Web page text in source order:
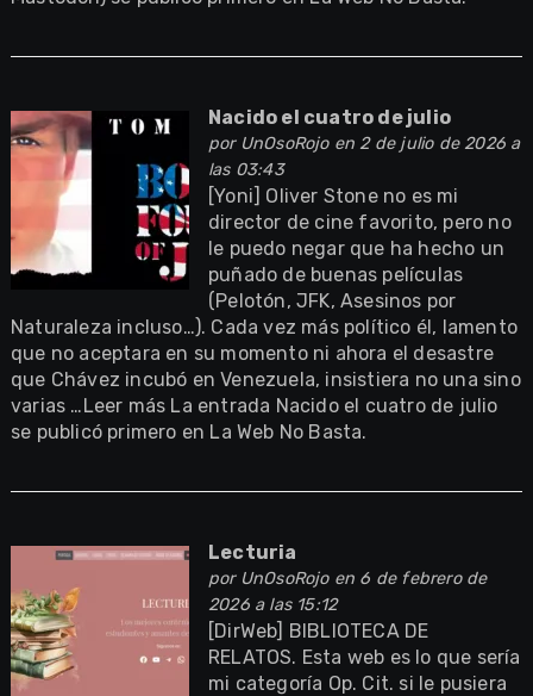
Nacido el cuatro de julio
por UnOsoRojoen 2 de julio de 2026 a
las 03:43
[Yoni] Oliver Stone no es mi
director de cine favorito, pero no
le puedo negar que ha hecho un
puñado de buenas películas
(Pelotón, JFK, Asesinos por
Naturaleza incluso…). Cada vez más político él, lamento
que no aceptara en su momento ni ahora el desastre
que Chávez incubó en Venezuela, insistiera no una sino
varias …Leer más La entrada Nacido el cuatro de julio
se publicó primero en La Web No Basta.
Lecturia
por UnOsoRojoen 6 de febrero de
2026 a las 15:12
[DirWeb] BIBLIOTECA DE
RELATOS. Esta web es lo que sería
mi categoría Op. Cit. si le pusiera